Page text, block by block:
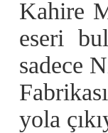
Kahire
eseri
sadece
yola